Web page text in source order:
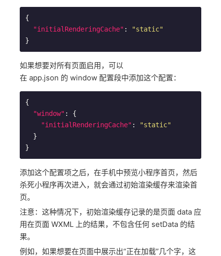
{
"initialRenderingCache" :
"static"
如果想要对所有页面启用，可以
在 app.json 的 window 配置段中添加这个配置：
{
"window" : {
"initialRenderingCache" :
"static"
添加这个配置项之后，在手机中预览小程序首页，然后
杀死小程序再次进入，就会通过初始渲染缓存来渲染首
页。
注意：这种情况下，初始渲染缓存记录的是页面 data 应
用在页面 WXML 上的结果，不包含任何 setData 的结
果。
例如，如果想要在页面中展示出“正在加载”几个字，这